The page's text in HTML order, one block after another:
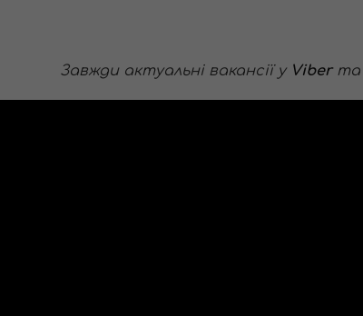
Завжди актуальні вакансії у Viber та